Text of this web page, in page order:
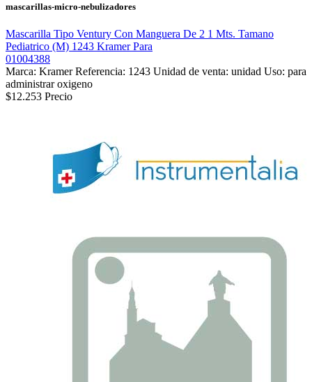
mascarillas-micro-nebulizadores
Mascarilla Tipo Ventury Con Manguera De 2 1 Mts. Tamano
Pediatrico (M) 1243 Kramer Para
01004388
Marca: Kramer Referencia: 1243 Unidad de venta: unidad Uso: para
administrar oxigeno
$12.253 Precio